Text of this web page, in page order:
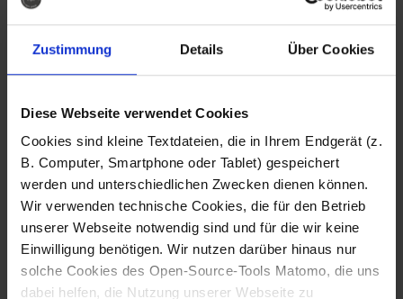
Zustimmung Details Über Cookies
Diese Webseite verwendet Cookies
Cookies sind kleine Textdateien, die in Ihrem Endgerät (z.
B. Computer, Smartphone oder Tablet) gespeichert
werden und unterschiedlichen Zwecken dienen können.
Wir verwenden technische Cookies, die für den Betrieb
unserer Webseite notwendig sind und für die wir keine
Einwilligung benötigen. Wir nutzen darüber hinaus nur
solche Cookies des Open-Source-Tools Matomo, die uns
dabei helfen, die Nutzung unserer Webseite zu
Fotografo: Lorenz
Sternbach
Download
Fotografo: Lorenz
Sternbach
Download